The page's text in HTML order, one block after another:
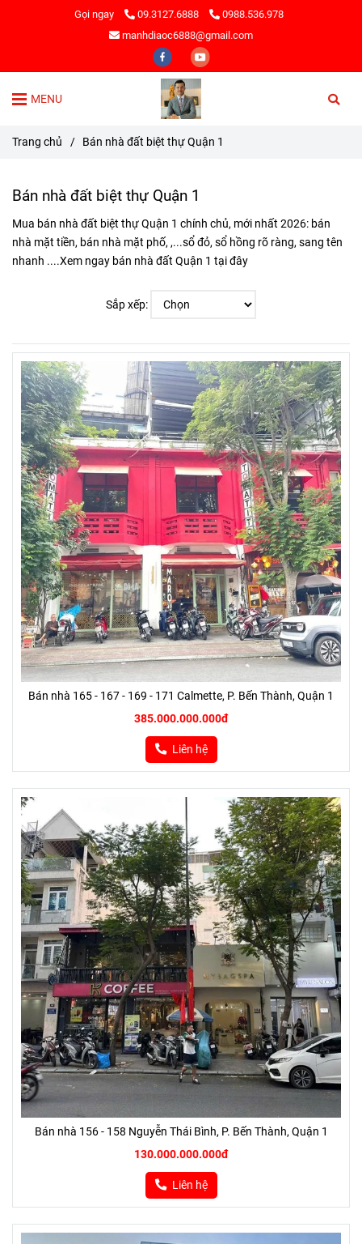
Gọi ngay 09.3127.6888
0988.536.978
manhdiaoc6888@gmail.com
MENU
Trang chủ / Bán nhà đất biệt thự Quận 1
Bán nhà đất biệt thự Quận 1
Mua bán nhà đất biệt thự Quận 1 chính chủ, mới nhất 2026: bán
nhà mặt tiền, bán nhà mặt phố, ,...sổ đỏ, sổ hồng rõ ràng, sang tên
nhanh ....Xem ngay bán nhà đất Quận 1 tại đây
Sắp xếp:
Bán nhà 165 - 167 - 169 - 171 Calmette, P. Bến Thành, Quận 1
385.000.000.000đ
Liên hệ
Bán nhà 156 - 158 Nguyễn Thái Bình, P. Bến Thành, Quận 1
130.000.000.000đ
Liên hệ